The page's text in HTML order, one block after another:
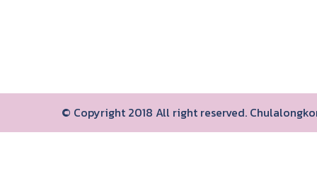
© Copyright 2018 All right reserved.